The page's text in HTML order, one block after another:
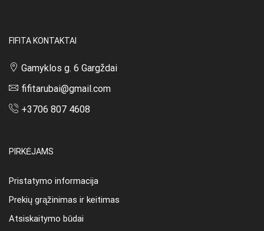
FIFITA KONTAKTAI
Gamyklos g. 6 Gargždai
fifitarubai@gmail.com
+3706 807 4608
PIRKĖJAMS
Pristatymo informacija
Prekių grąžinimas ir keitimas
Atsiskaitymo būdai